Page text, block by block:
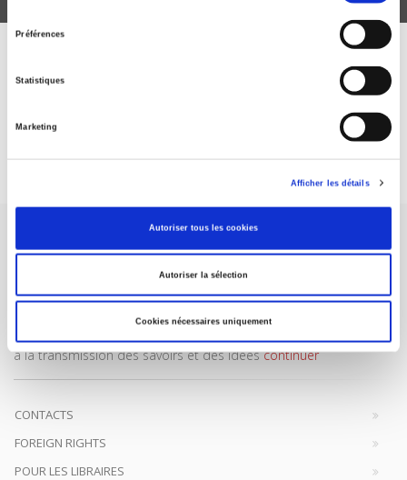
Préférences
Statistiques
Marketing
Afficher les détails
Autoriser tous les cookies
Autoriser la sélection
Cookies nécessaires uniquement
ABONNEZ-VOUS À NOS
Je m’abonne
Maison d'édition dédiée aux sciences humaines et sociales, les
à la transmission des savoirs et des idéescontinuer
CONTACTS
FOREIGN RIGHTS
POUR LES LIBRAIRES